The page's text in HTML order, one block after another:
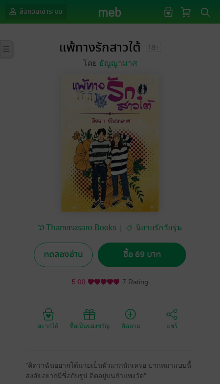
ล็อกอินเข้าระบบ
แพ้ทางรักสาวใต้
โดย ธัญญามาศ
Thammasaro Books นิยายรักวัยรุ่น
ทดลองอ่าน ซื้อ 69 บาท
5.00 7 Rating
อยากได้ ซื้อเป็นของขวัญ ติดตาม แชร์
"คิดว่าฉันอยากได้นายเป็นผัวมากนักเหรอ ปากหมาแบบนี้
สงสัยอยากมีชื่อกับรูป ติดอยู่บนกำแพงวัด"